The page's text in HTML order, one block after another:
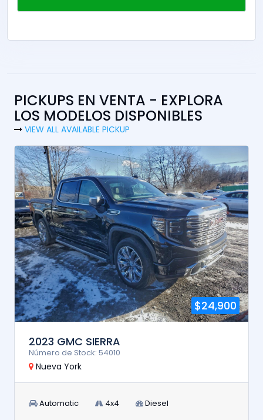
PICKUPS EN VENTA - EXPLORA
LOS MODELOS DISPONIBLES
VIEW ALL AVAILABLE PICKUP
$24,900
2023 GMC SIERRA
Número de Stock: 54010
Nueva York
Automatic 4x4 Diesel